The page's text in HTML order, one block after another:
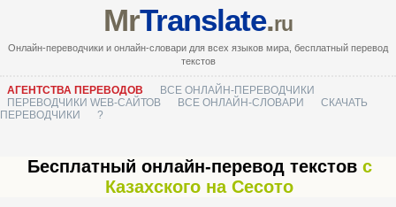
MrTranslate.ru
Онлайн-переводчики и онлайн-словари для всех языков мира, бесплатный перевод
текстов
АГЕНТСТВА ПЕРЕВОДОВ
ВСЕ ОНЛАЙН-ПЕРЕВОДЧИКИ
ПЕРЕВОДЧИКИ WEB-САЙТОВ
ВСЕ ОНЛАЙН-СЛОВАРИ
СКАЧАТЬ
ПЕРЕВОДЧИКИ
?
Бесплатный онлайн-перевод текстов с
Казахского на Сесото